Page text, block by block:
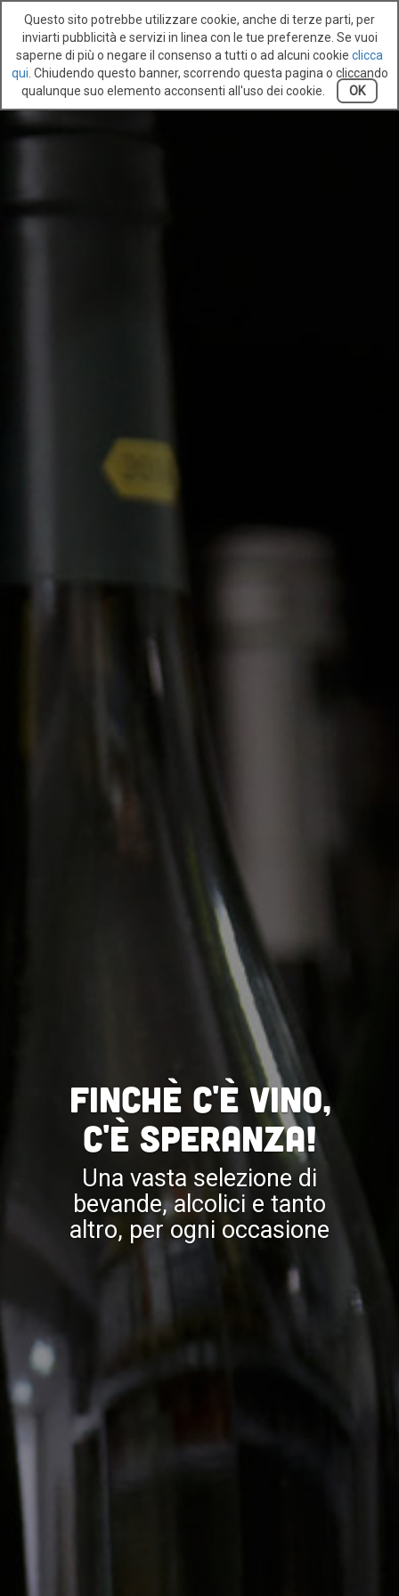
Finchè c'è vino,
c'è speranza!
Una vasta selezione di
bevande, alcolici e tanto
altro, per ogni occasione
Questo sito potrebbe utilizzare cookie, anche di terze parti, per
inviarti pubblicità e servizi in linea con le tue preferenze. Se vuoi
saperne di più o negare il consenso a tutti o ad alcuni cookie clicca
qui . Chiudendo questo banner, scorrendo questa pagina o cliccando
qualunque suo elemento acconsenti all'uso dei cookie.
OK